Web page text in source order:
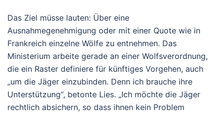
Das Ziel müsse lauten: Über eine
Ausnahmegenehmigung oder mit einer Quote wie in
Frankreich einzelne Wölfe zu entnehmen. Das
Ministerium arbeite gerade an einer Wolfsverordnung,
die ein Raster definiere für künftiges Vorgehen, auch
„um die Jäger einzubinden. Denn ich brauche ihre
Unterstützung“, betonte Lies. „Ich möchte die Jäger
rechtlich absichern, so dass ihnen kein Problem